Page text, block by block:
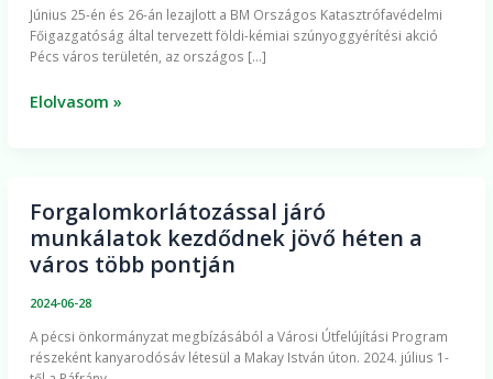
Június 25-én és 26-án lezajlott a BM Országos Katasztrófavédelmi
Főigazgatóság által tervezett földi-kémiai szúnyoggyérítési akció
Pécs város területén, az országos […]
Vasas
és
Hird
szúnyoggyérítés
Elolvasom »
Forgalomkorlátozással járó
munkálatok kezdődnek jövő héten a
város több pontján
2024-06-28
A pécsi önkormányzat megbízásából a Városi Útfelújítási Program
részeként kanyarodósáv létesül a Makay István úton. 2024. július 1-
Forgalomkorlátozással
járó
munkálatok
héten
a